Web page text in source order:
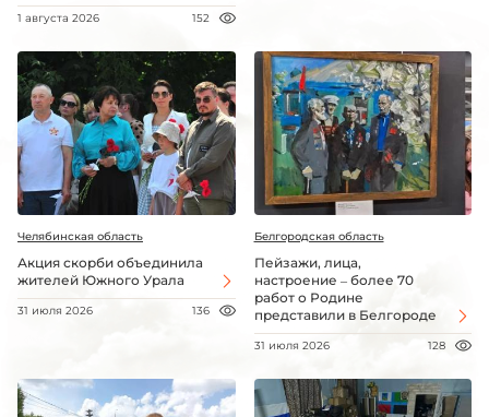
1 августа 2026 152
Челябинская область
Акция скорби объединила
жителей Южного Урала
31 июля 2026 136
Белгородская область
Пейзажи, лица,
настроение – более 70
работ о Родине
представили в Белгороде
31 июля 2026 128